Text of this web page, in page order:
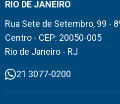
RIO DE JANEIRO
Rua Sete de Setembro, 99 -
Centro - CEP: 20050-005
Rio de Janeiro - RJ
21 3077-0200